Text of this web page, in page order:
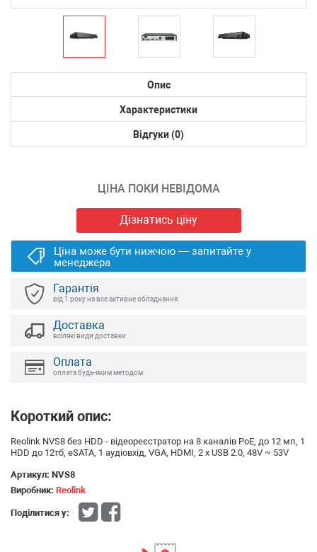
Опис
Характеристики
Відгуки (0)
ЦІНА ПОКИ НЕВІДОМА
Дізнатись ціну
Ціна може бути нижчою — запитайте у
менеджера
Гарантія
від 1 року на все активне обладнання
Доставка
всілякі види доставки
Оплата
оплата будь-яким методом
Короткий опис:
Reolink NVS8 без HDD - відеореєстратор на 8 каналів PoE, до 12 мп, 1
HDD до 12тб, eSATA, 1 аудіовхід, VGA, HDMI, 2 x USB 2.0, 48V ~ 53V
Артикул: NVS8
Виробник: Reolink
Поділитися у: